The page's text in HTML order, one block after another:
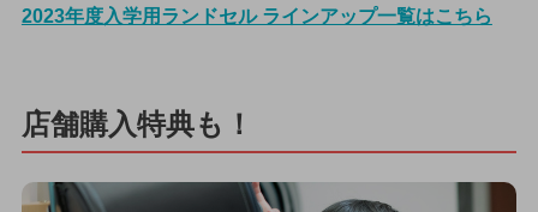
2023年度入学用ランドセル ラインアップ一覧はこちら
店舗購入特典も！